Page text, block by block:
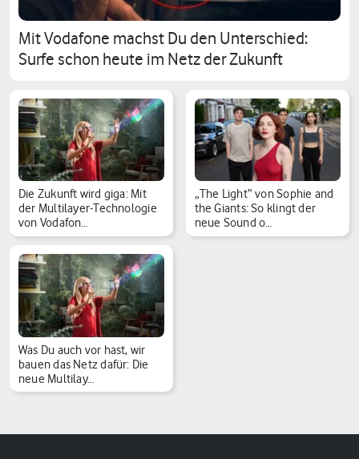
Mit Vodafone machst Du den Unterschied:
Surfe schon heute im Netz der Zukunft
Die Zukunft wird giga: Mit
der Multilayer-Technologie
von Vodafon…
„The Light“ von Sophie and
the Giants: So klingt der
neue Sound o…
Was Du auch vor hast, wir
bauen das Netz dafür: Die
neue Multilay…